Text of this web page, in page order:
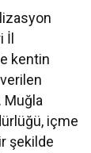
İl
kentin
Muğla
içme
şekilde